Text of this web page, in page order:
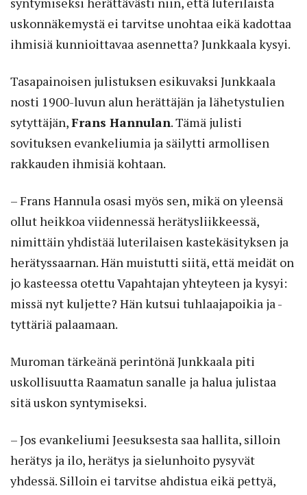
uskonnäkemystä ei tarvitse unohtaa eikä kadottaa
ihmisiä kunnioittavaa asennetta? Junkkaala kysyi.
Tasapainoisen julistuksen esikuvaksi Junkkaala
nosti 1900-luvun alun herättäjän ja lähetystulien
sytyttäjän,Frans Hannulan. Tämä julisti
sovituksen evankeliumia ja säilytti armollisen
rakkauden ihmisiä kohtaan.
– Frans Hannula osasi myös sen, mikä on yleensä
ollut heikkoa viidennessä herätysliikkeessä,
nimittäin yhdistää luterilaisen kastekäsityksen ja
herätyssaarnan. Hän muistutti siitä, että meidät on
jo kasteessa otettu Vapahtajan yhteyteen ja kysyi:
missä nyt kuljette? Hän kutsui tuhlaajapoikia ja -
tyttäriä palaamaan.
Muroman tärkeänä perintönä Junkkaala piti
uskollisuutta Raamatun sanalle ja halua julistaa
sitä uskon syntymiseksi.
– Jos evankeliumi Jeesuksesta saa hallita, silloin
herätys ja ilo, herätys ja sielunhoito pysyvät
yhdessä. Silloin ei tarvitse ahdistua eikä pettyä,